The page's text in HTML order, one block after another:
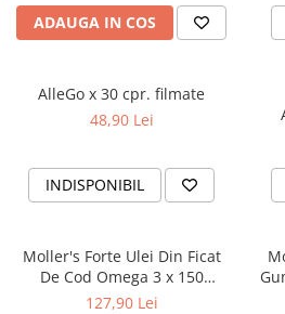
ADAUGA IN COS
AlleGo x 30 cpr. filmate
48,90 Lei
INDISPONIBIL
Moller's Forte Ulei Din Ficat
De Cod Omega 3 x 150
capsule
127,90 Lei